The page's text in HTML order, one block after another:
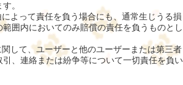
。
よって責任を負う場合にも、通常生じうる損
囲内においてのみ賠償の責任を負うものとし
して、ユーザーと他のユーザーまたは第三者
引、連絡または紛争等について一切責任を負い